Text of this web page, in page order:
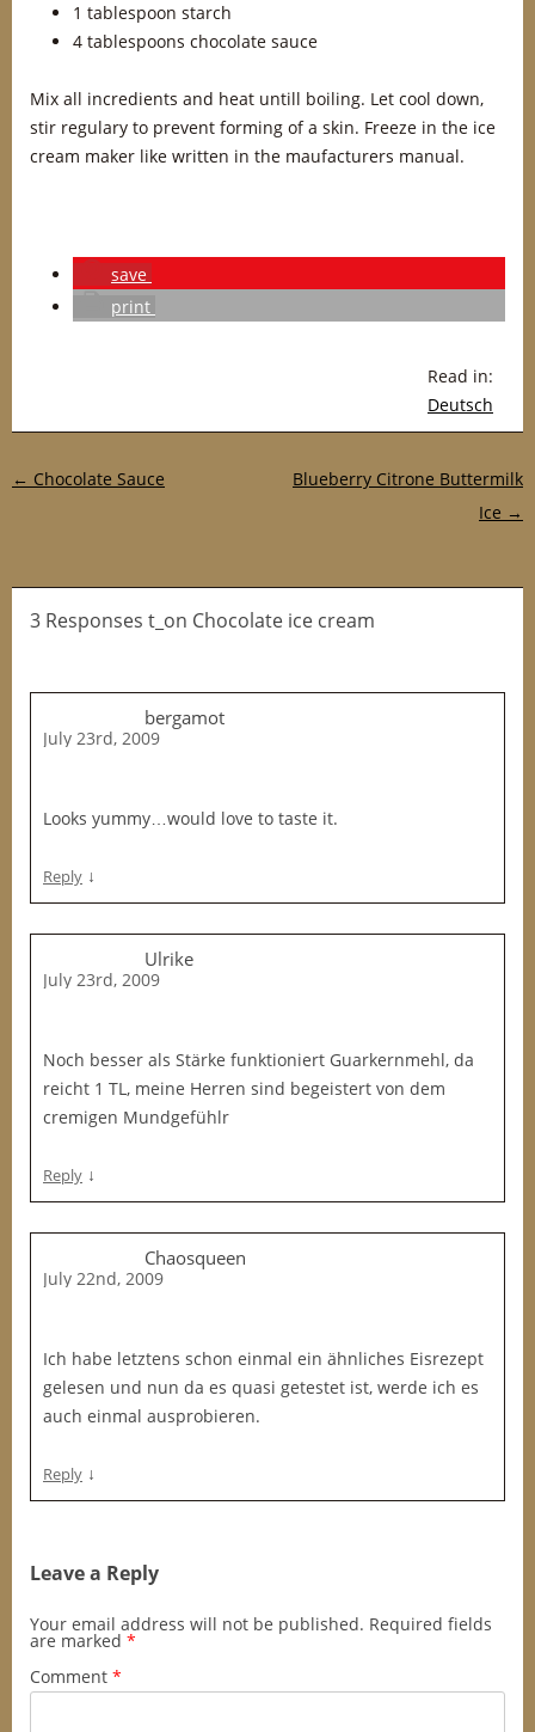
1 tablespoon starch
4 tablespoons chocolate sauce
Mix all incredients and heat untill boiling. Let cool down,
stir regulary to prevent forming of a skin. Freeze in the ice
cream maker like written in the maufacturers manual.
save
print
Read in:
Deutsch
Post navigation
← Chocolate Sauce
Blueberry Citrone Buttermilk
Ice →
3 Responses t_on Chocolate ice cream
bergamot
July 23rd, 2009
Looks yummy…would love to taste it.
Reply ↓
Ulrike
July 23rd, 2009
Noch besser als Stärke funktioniert Guarkernmehl, da
reicht 1 TL, meine Herren sind begeistert von dem
cremigen Mundgefühlr
Reply ↓
Chaosqueen
July 22nd, 2009
Ich habe letztens schon einmal ein ähnliches Eisrezept
gelesen und nun da es quasi getestet ist, werde ich es
auch einmal ausprobieren.
Reply ↓
Leave a Reply
Your email address will not be published. Required fields
are marked *
Comment *